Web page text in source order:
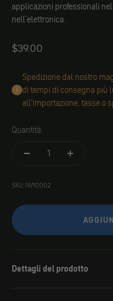
applicazioni professionali
nell'elettronica.
Angebot
$39.00
Spedizione dal nostro
di tempi di consegna più
all'importazione, tasse o
Quantità:
SKU: IW10002
Dettagli del prodotto